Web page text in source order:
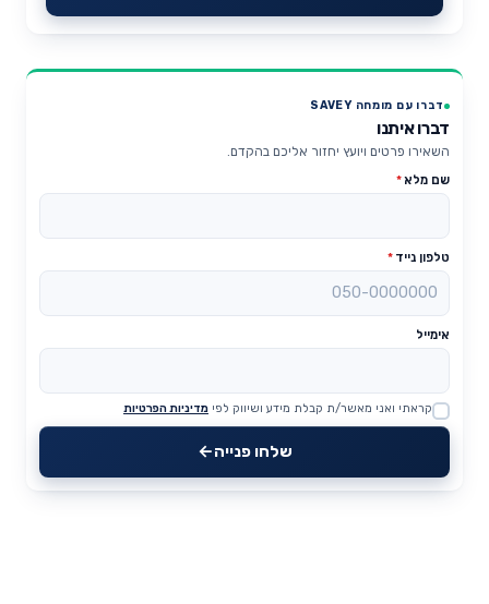
דברו עם מומחה SAVEY
דברו איתנו
השאירו פרטים ויועץ יחזור אליכם בהקדם.
שם מלא*
טלפון נייד *
אימייל
Website
קראתי ואני מאשר/ת קבלת מידע ושיווק לפי מדיניות הפרטיות
שלחו פנייה